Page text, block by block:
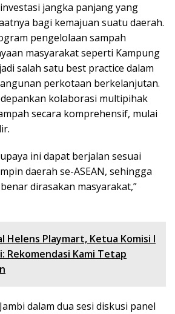
jangka panjang yang
bagi kemajuan suatu daerah.
pengelolaan sampah
masyarakat seperti Kampung
salah satu best practice dalam
perkotaan berkelanjutan.
kolaborasi multipihak
secara komprehensif, mulai
ini dapat berjalan sesuai
daerah se-ASEAN, sehingga
dirasakan masyarakat,”
Helens Playmart, Ketua Komisi I
Rekomendasi Kami Tetap
dalam dua sesi diskusi panel